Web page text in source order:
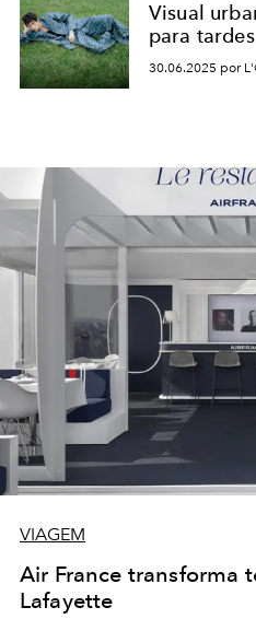
Visual
para
30.06.2025 por
VIAGEM
Air France transforma
Lafayette